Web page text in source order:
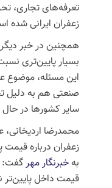
تعرفه‌های تجاری،
زعفران ایرانی شده
همچنین در خبر
بسیار پایین‌تری
این مسئله،
صنعتی هم به دلیل
سایر کشورها در
محمدرضا اردیخانی،
زعفران درباره قیمت
بهخبرنگار مهرگفت:
قیمت داخل